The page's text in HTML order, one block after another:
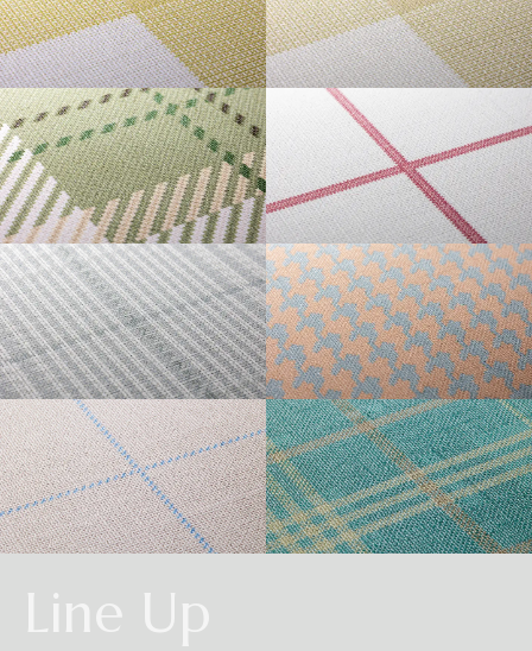
・サイズ
950mm×47m（有効巾900mm・m切売り）
・不燃認定番号
NM-5450
・準不燃認定番号
MFN-3734
| リピートレス商品について |
横のリピートサイズがW900mm以上の商品はリピートレスタイプです。
リピートレスタイプの商品をご注文の際は、必ずRepeat Imageをご確認いた
だき、番号をご指定ください。
リピートレスタイプのご注文数量は、本売り(W900mmxH2700mm/本)となり
ますのでご注意ください。
また、ご使用される壁面や天井へのリピートサイズの調整をご希望の場合
は、お問い合わせください。
高温、多濯、水漏れの環墳や屋外での使用はお避けください。天井や間接照
明付近など、下地の段差が目立つ場所にご使用になる場合は、ご注意下さ
い。
| 3.柄合わせの必要な商品について |
柄合わせを必要とする商品は、要尺が無地系の商品よりも多くなりますので
ご注意ください。施工の際は見本帳の「リピート」表示を参考に柄合わせし
てください。
| 4.施工費について |
一般ビニル壁紙と比較して加工難易度が冨いため、施工費が割増しになる場
合があります。あらかじめ商品特性や現場の環境などをご確認の上、商品選
択をお願いします．
防
火
性
能
施
工
方
法
直
張
り
不燃材料※① 不燃
不燃石膏ボード※② 不燃
準不燃材料※③
金属板※④ -
施
工
方
法
下
張
り
不燃材料※① -
不燃石膏ボード※② -
準不燃材料※③ -
それぞれ壁紙との組み合わせで使用できる代表的な下地基材は以下のものに
なります。
※①告示第1400号のモルタル、厚さが5mm以上の繊維混入ケイ酸カルシウム
板
※②告示第1400号の厚さが12mm以上の石膏ボード
※③告示第1401号の厚さが9mm以上の石膏ボード
GINGHAM L GINGHAM S
TARTAN GRAPH CHECK
GLEN CHECK HOUNDSTOOTH
Line Up